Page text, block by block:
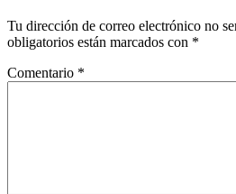
Tu dirección de correo electrónico no
obligatorios están marcados con *
Comentario *